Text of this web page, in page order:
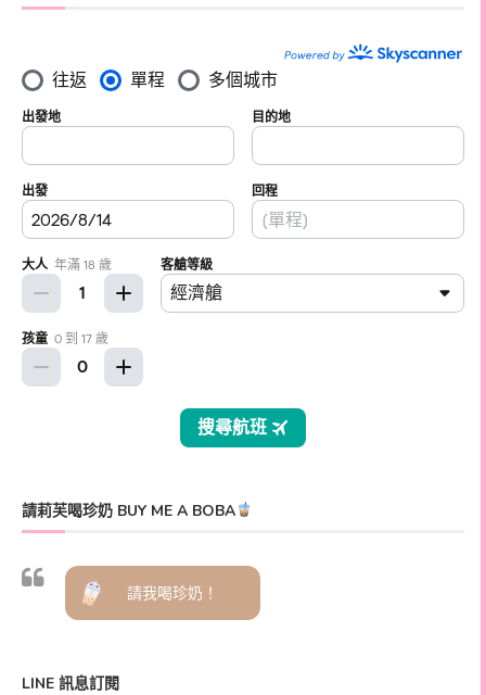
請莉芙喝珍奶 BUY ME A BOBA
請我喝珍奶！
LINE 訊息訂閱